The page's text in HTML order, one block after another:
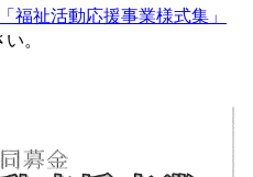
「福祉活動応援事業様式集」
。